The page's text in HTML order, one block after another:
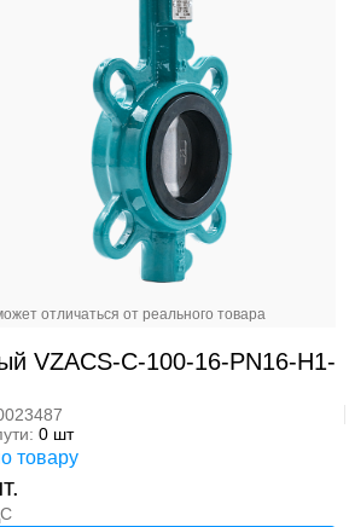
отличаться от реального товара
VZACS-C-100-16-PN16-H1-
0 шт
товару